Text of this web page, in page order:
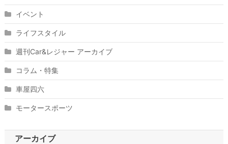
イベント
ライフスタイル
週刊Car&レジャー アーカイブ
コラム・特集
車屋四六
モータースポーツ
アーカイブ